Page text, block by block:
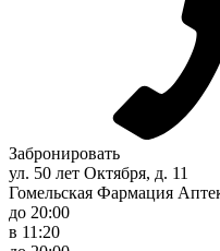
Забронировать
ул. 50 лет Октября, д. 11
Гомельская Фармация
до 20:00
в 11:20